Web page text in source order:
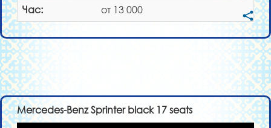
Час:
от 13 000
Mercedes-Benz Sprinter black 17 seats